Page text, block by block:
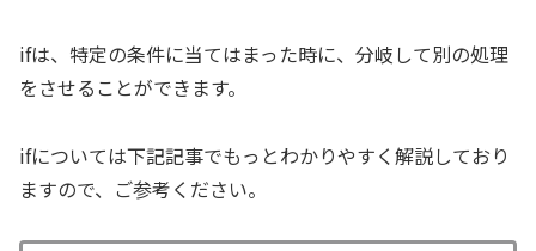
ifは、特定の条件に当てはまった時に、分岐して別の処理
をさせることができます。
ifについては下記記事でもっとわかりやすく解説しており
ますので、ご参考ください。